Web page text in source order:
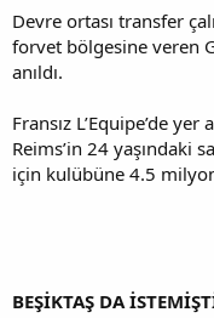
Devre ortası transfer
forvet bölgesine veren
anıldı.
Fransız L’Equipe’de
Reims’in 24 yaşındaki
için kulübüne 4.5
BEŞİKTAŞ DA